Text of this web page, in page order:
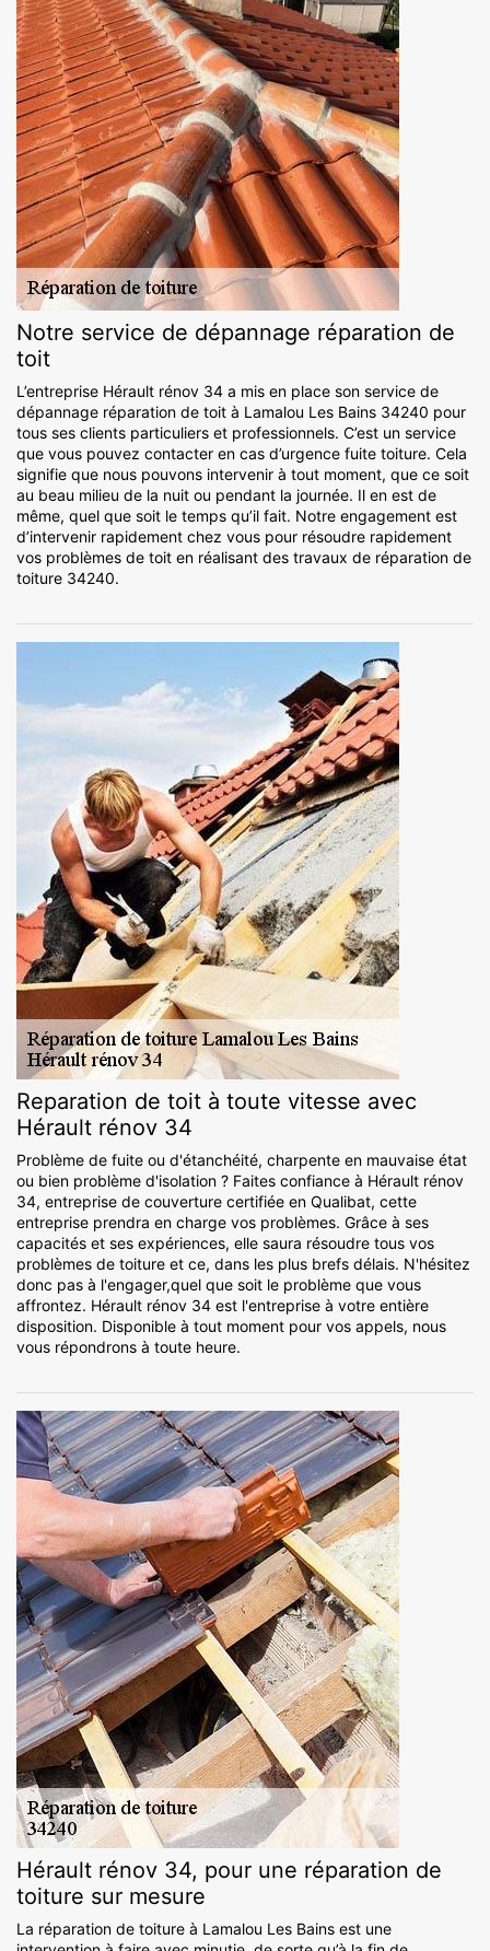
Notre service de dépannage réparation de
toit
L’entreprise Hérault rénov 34 a mis en place son service de
dépannage réparation de toit à Lamalou Les Bains 34240 pour
tous ses clients particuliers et professionnels. C’est un service
que vous pouvez contacter en cas d’urgence fuite toiture. Cela
signifie que nous pouvons intervenir à tout moment, que ce soit
au beau milieu de la nuit ou pendant la journée. Il en est de
même, quel que soit le temps qu’il fait. Notre engagement est
d’intervenir rapidement chez vous pour résoudre rapidement
vos problèmes de toit en réalisant des travaux de réparation de
toiture 34240.
Reparation de toit à toute vitesse avec
Hérault rénov 34
Problème de fuite ou d'étanchéité, charpente en mauvaise état
ou bien problème d'isolation ? Faites confiance à Hérault rénov
34, entreprise de couverture certifiée en Qualibat, cette
entreprise prendra en charge vos problèmes. Grâce à ses
capacités et ses expériences, elle saura résoudre tous vos
problèmes de toiture et ce, dans les plus brefs délais. N'hésitez
donc pas à l'engager,quel que soit le problème que vous
affrontez. Hérault rénov 34 est l'entreprise à votre entière
disposition. Disponible à tout moment pour vos appels, nous
vous répondrons à toute heure.
Hérault rénov 34, pour une réparation de
toiture sur mesure
La réparation de toiture à Lamalou Les Bains est une